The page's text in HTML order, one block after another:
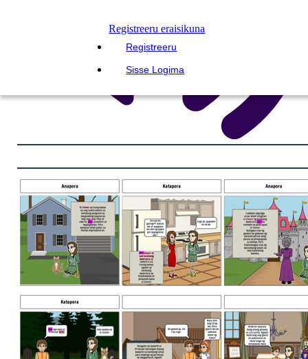
Registreeru eraisikuna
Registreeru
Sisse Logima